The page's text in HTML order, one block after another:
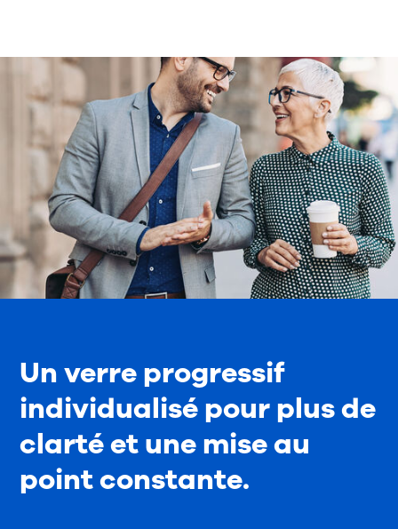
Un verre progressif
individualisé pour plus de
clarté et une mise au
point constante.